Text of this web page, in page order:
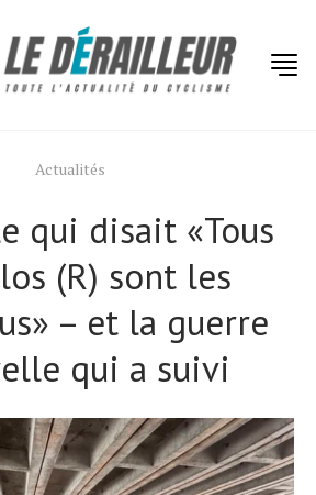
Actualités
qui disait «Tous
(R) sont les
– et la guerre
qui a suivi